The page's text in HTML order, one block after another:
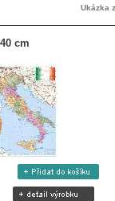
Ukázka
cm